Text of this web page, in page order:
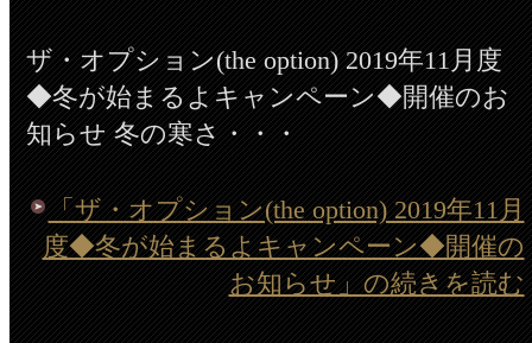
ザ・オプション(the option) 2019年11月度
◆冬が始まるよキャンペーン◆開催のお
知らせ 冬の寒さ・・・
「ザ・オプション(the option) 2019年11月
度◆冬が始まるよキャンペーン◆開催の
お知らせ」の続きを読む